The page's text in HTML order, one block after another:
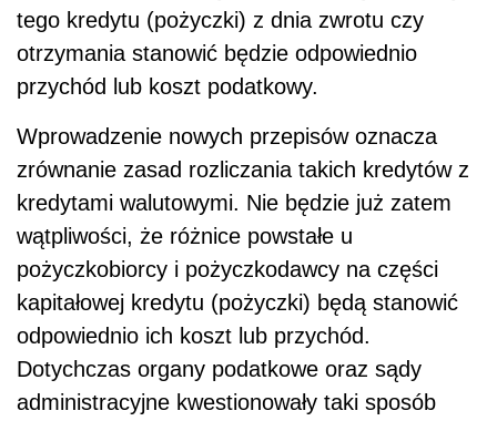
tego kredytu (pożyczki) z dnia zwrotu czy
otrzymania stanowić będzie odpowiednio
przychód lub koszt podatkowy.
Wprowadzenie nowych przepisów oznacza
zrównanie zasad rozliczania takich kredytów z
kredytami walutowymi. Nie będzie już zatem
wątpliwości, że różnice powstałe u
pożyczkobiorcy i pożyczkodawcy na części
kapitałowej kredytu (pożyczki) będą stanowić
odpowiednio ich koszt lub przychód.
Dotychczas organy podatkowe oraz sądy
administracyjne kwestionowały taki sposób